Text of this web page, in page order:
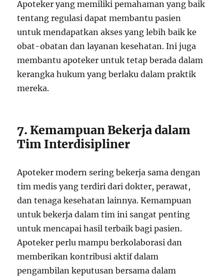
Apoteker yang memiliki pemahaman yang baik
tentang regulasi dapat membantu pasien
untuk mendapatkan akses yang lebih baik ke
obat-obatan dan layanan kesehatan. Ini juga
membantu apoteker untuk tetap berada dalam
kerangka hukum yang berlaku dalam praktik
mereka.
7. Kemampuan Bekerja dalam
Tim Interdisipliner
Apoteker modern sering bekerja sama dengan
tim medis yang terdiri dari dokter, perawat,
dan tenaga kesehatan lainnya. Kemampuan
untuk bekerja dalam tim ini sangat penting
untuk mencapai hasil terbaik bagi pasien.
Apoteker perlu mampu berkolaborasi dan
memberikan kontribusi aktif dalam
pengambilan keputusan bersama dalam